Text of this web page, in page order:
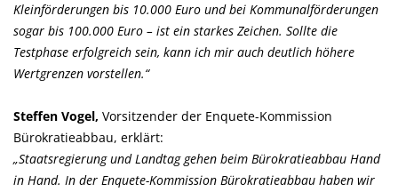
Kleinförderungen bis 10.000 Euro und bei Kommunalförderungen
sogar bis 100.000 Euro – ist ein starkes Zeichen. Sollte die
Testphase erfolgreich sein, kann ich mir auch deutlich höhere
Wertgrenzen vorstellen.“
Steffen Vogel, Vorsitzender der Enquete-Kommission
Bürokratieabbau, erklärt:
Staatsregierung und Landtag gehen beim Bürokratieabbau Hand
in Hand. In der Enquete-Kommission Bürokratieabbau haben wir